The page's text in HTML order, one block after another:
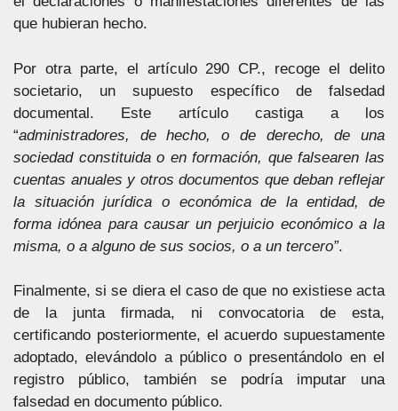
que hubieran hecho.
Por otra parte, el artículo 290 CP., recoge el delito
societario, un supuesto específico de falsedad
documental. Este artículo castiga a los
“administradores, de hecho, o de derecho, de una
sociedad constituida o en formación, que falsearen las
cuentas anuales y otros documentos que deban reflejar
la situación jurídica o económica de la entidad, de
forma idónea para causar un perjuicio económico a la
misma, o a alguno de sus socios, o a un tercero”.
Finalmente, si se diera el caso de que no existiese acta
de la junta firmada, ni convocatoria de esta,
certificando posteriormente, el acuerdo supuestamente
adoptado, elevándolo a público o presentándolo en el
registro público, también se podría imputar una
falsedad en documento público.